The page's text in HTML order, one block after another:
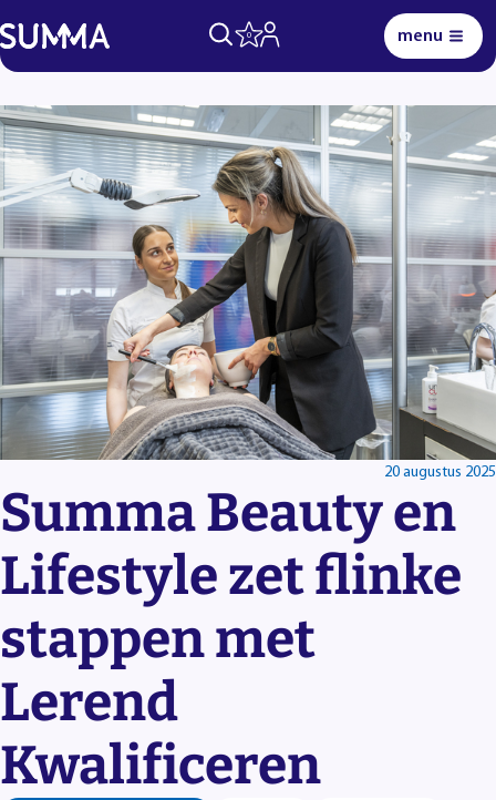
0 menu
Lees voor Uitleg woorden Simpele tekst
Summa Beauty en
Lifestyle zet flinke
stappen met
Lerend
Kwalificeren
20 augustus 2025